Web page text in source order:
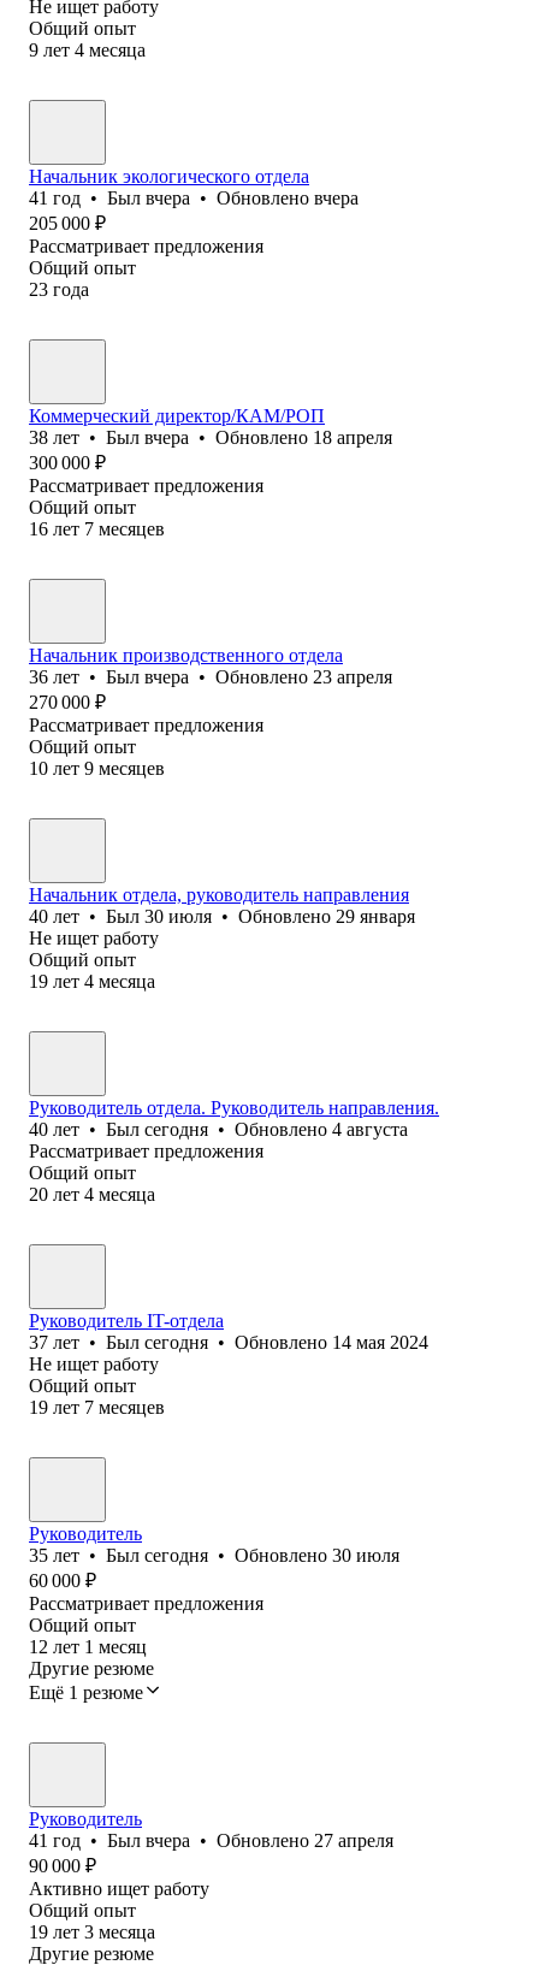
Не ищет работу
Общий опыт
9 лет 4 месяца
Начальник экологического отдела
41 год • Был вчера • Обновлено вчера
205 000 ₽
Рассматривает предложения
Общий опыт
23 года
Коммерческий директор/КАМ/РОП
38 лет • Был вчера • Обновлено 18 апреля
300 000 ₽
Рассматривает предложения
Общий опыт
16 лет 7 месяцев
Начальник производственного отдела
36 лет • Был вчера • Обновлено 23 апреля
270 000 ₽
Рассматривает предложения
Общий опыт
10 лет 9 месяцев
Начальник отдела, руководитель направления
40 лет • Был 30 июля • Обновлено 29 января
Не ищет работу
Общий опыт
19 лет 4 месяца
Руководитель отдела. Руководитель направления.
40 лет • Был сегодня • Обновлено 4 августа
Рассматривает предложения
Общий опыт
20 лет 4 месяца
Руководитель IT-отдела
37 лет • Был сегодня • Обновлено 14 мая 2024
Не ищет работу
Общий опыт
19 лет 7 месяцев
Руководитель
35 лет • Был сегодня • Обновлено 30 июля
60 000 ₽
Рассматривает предложения
Общий опыт
12 лет 1 месяц
Другие резюме
Ещё 1 резюме
Руководитель
41 год • Был вчера • Обновлено 27 апреля
90 000 ₽
Активно ищет работу
Общий опыт
19 лет 3 месяца
Другие резюме